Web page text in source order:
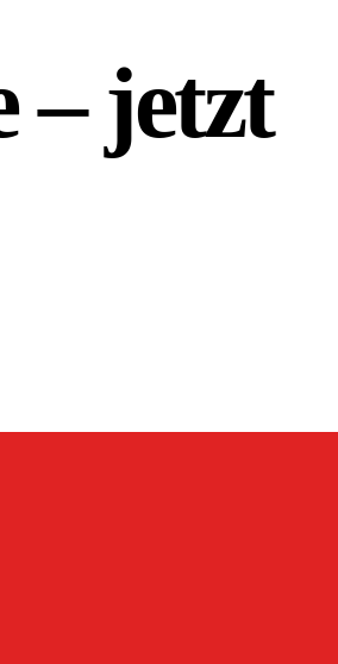
– jetzt